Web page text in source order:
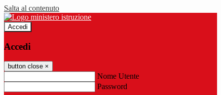
Salta al contenuto
Accedi
Accedi
button close ×
Nome Utente
Password